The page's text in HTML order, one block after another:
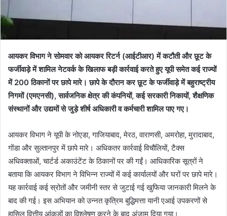
आयकर विभाग ने सोमवार को आयकर रिटर्न (आईटीआर) में कटौती और छूट के
फर्जीवाड़े में शामिल नेटवर्क के खिलाफ बड़ी कार्रवाई करते हुए यूपी समेत कई राज्यों
में 200 ठिकानों पर छापे मारे। छापे के दौरान कर छूट के फर्जीवाड़े में बहुराष्ट्रीय
निगमों (एमएनसी), सार्वजनिक क्षेत्र की कंपनियों, कई सरकारी निकायों, शैक्षणिक
संस्थानों और उद्यमों से जुड़े शीर्ष अधिकारी व कर्मचारी शामिल पाए गए।
आयकर विभाग ने यूपी के नोएडा, गाजियाबाद, मेरठ, वाराणसी, अमरोहा, मुरादाबाद,
गोंडा और सुल्तानपुर में छापे मारे। अधिकतर कार्रवाई विचौलियों, टैक्स
अधिवक्ताओं, चार्टर्ड अकाउंटेंट के ठिकानों पर की गईं। आधिकारिक सूत्रों ने
बताया कि आयकर विभाग ने विभिन्न राज्यों में कई कार्यालयों और घरों पर छापे मारे।
यह कार्रवाई कई स्रोतों और जमीनी स्तर से जुटाई गई खुफिया जानकारी मिलने के
बाद की गई। इस अभियान को उन्नत कृत्रिम बुद्धिमत्ता यानी एआई उपकरणों से
हासिल वित्तीय आंकड़ों का विश्लेषण करने के बाद अंजाम दिया गया।